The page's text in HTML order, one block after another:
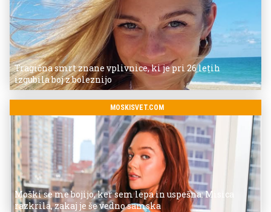
Tragična smrt znane vplivnice, ki je pri 26 letih
izgubila boj z boleznijo
MOSKISVET.COM
Moški se me bojijo, ker sem lepa in uspešna: Misica
razkrila, zakaj je še vedno samska